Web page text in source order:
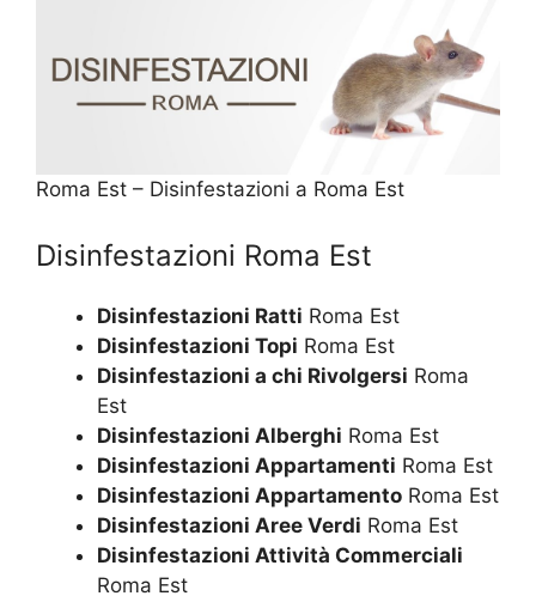
Roma Est – Disinfestazioni a Roma Est
Disinfestazioni Roma Est
Disinfestazioni Ratti Roma Est
Disinfestazioni Topi Roma Est
Disinfestazioni a chi Rivolgersi Roma
Est
Disinfestazioni Alberghi Roma Est
Disinfestazioni Appartamenti Roma Est
Disinfestazioni Appartamento Roma Est
Disinfestazioni Aree Verdi Roma Est
Disinfestazioni Attività Commerciali
Roma Est